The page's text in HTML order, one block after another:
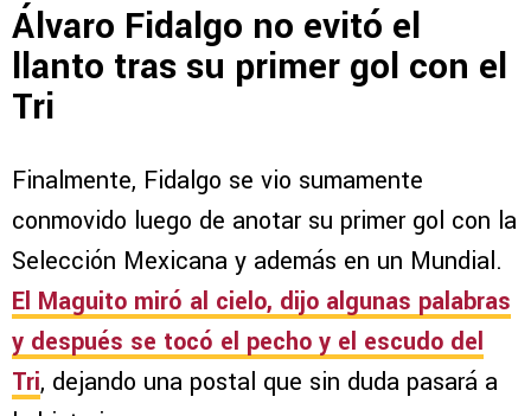
Álvaro Fidalgo no evitó el
llanto tras su primer gol con el
Tri
Finalmente, Fidalgo se vio sumamente
conmovido luego de anotar su primer gol con la
Selección Mexicana y además en un Mundial.
El Maguito miró al cielo, dijo algunas palabras
y después se tocó el pecho y el escudo del
Tri, dejando una postal que sin duda pasará a